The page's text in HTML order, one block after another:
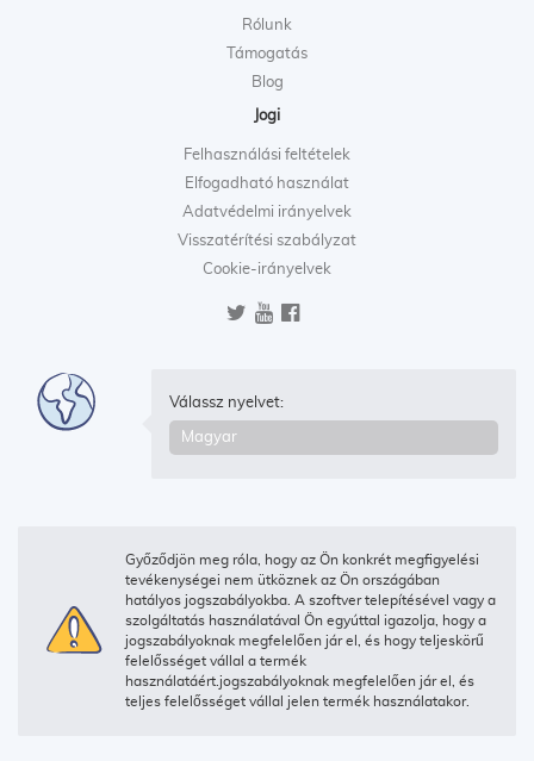
Rólunk
Támogatás
Blog
Jogi
Felhasználási feltételek
Elfogadható használat
Adatvédelmi irányelvek
Visszatérítési szabályzat
Cookie-irányelvek
Válassz nyelvet:
Győződjön meg róla, hogy az Ön konkrét megfigyelési
tevékenységei nem ütköznek az Ön országában
hatályos jogszabályokba. A szoftver telepítésével vagy a
szolgáltatás használatával Ön egyúttal igazolja, hogy a
jogszabályoknak megfelelően jár el, és hogy teljeskörű
felelősséget vállal a termék
használatáért.jogszabályoknak megfelelően jár el, és
teljes felelősséget vállal jelen termék használatakor.